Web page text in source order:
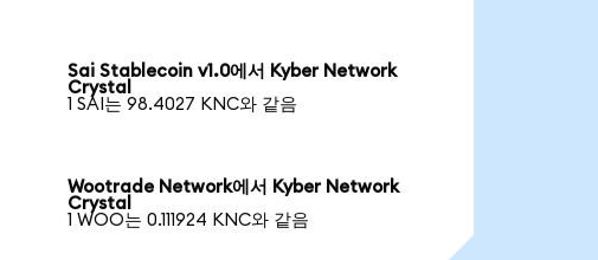
Sai Stablecoin v1.0에서 Kyber Network
Crystal
1 SAI는 98.4027 KNC와 같음
Wootrade Network에서 Kyber Network
Crystal
1 WOO는 0.111924 KNC와 같음